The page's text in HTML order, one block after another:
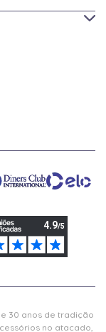
30 anos de tradição
no atacado,